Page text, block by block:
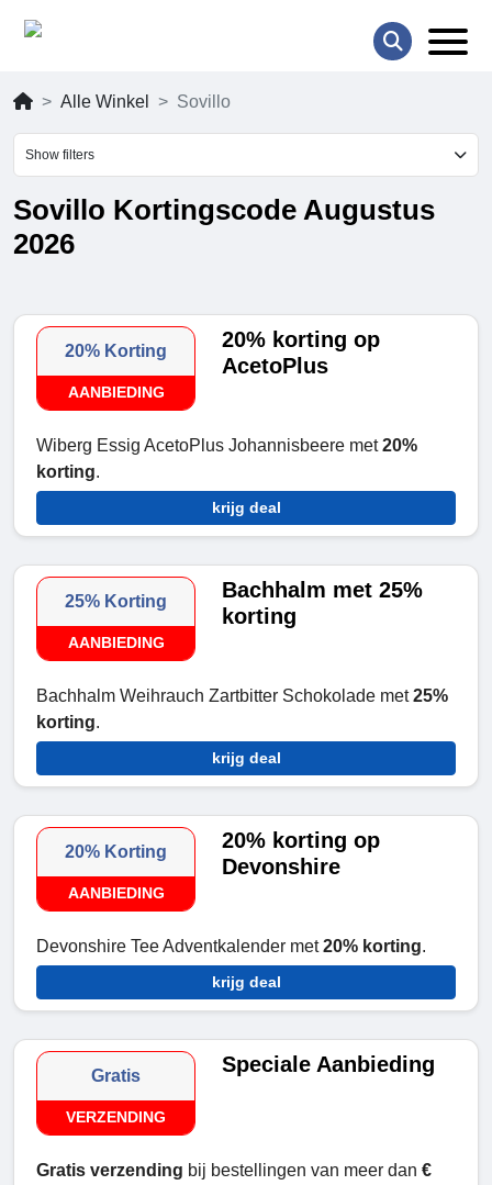
Alle Winkel Sovillo
Show filters
Sovillo Kortingscode Augustus
2026
20% Korting
AANBIEDING
20% korting op
AcetoPlus
Wiberg Essig AcetoPlus Johannisbeere met20%
korting.
krijg deal
25% Korting
AANBIEDING
Bachhalm met 25%
korting
Bachhalm Weihrauch Zartbitter Schokolade met25%
korting.
krijg deal
20% Korting
AANBIEDING
20% korting op
Devonshire
Devonshire Tee Adventkalender met20% korting.
krijg deal
Gratis
VERZENDING
Speciale Aanbieding
Gratis verzending bij bestellingen van meer dan €